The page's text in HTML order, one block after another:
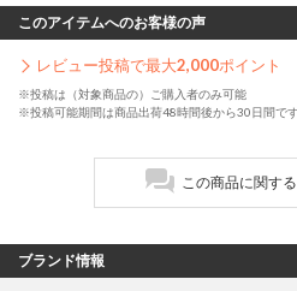
このアイテムへのお客様の声
レビュー投稿で最大2,000ポイント
※投稿は（対象商品の）ご購入者のみ可能
※投稿可能期間は商品出荷48時間後から30日間で
この商品に関す
ブランド情報